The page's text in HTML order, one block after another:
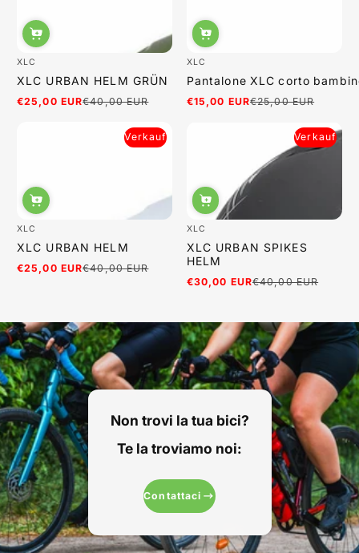
XLC
XLC URBAN HELM GRÜN
Verkaufspreis
€25,00 EUR
Regulärer
€40,00 EUR
XLC
Pantalone XLC corto
Verkaufspreis
€15,00 EUR
Regulärer
€25,00 EUR
Verkauf
XLC
XLC URBAN HELM
Verkaufspreis
€25,00 EUR
Regulärer
€40,00 EUR
Verkauf
XLC
XLC URBAN SPIKES
HELM
Verkaufspreis
€30,00 EUR
Regulärer
€40,00 EUR
Non trovi la tua bici?
Te la troviamo noi:
Contattaci